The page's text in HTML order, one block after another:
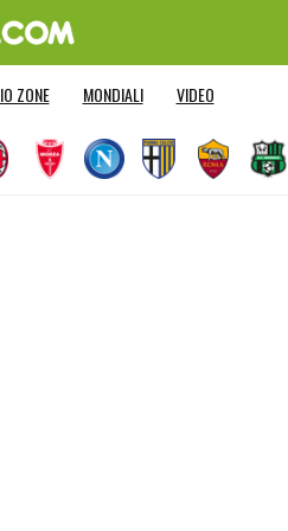
ZONE MONDIALI VIDEO